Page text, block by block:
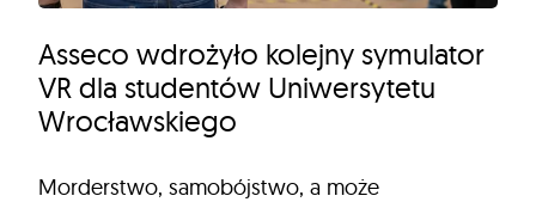
Asseco wdrożyło kolejny symulator
VR dla studentów Uniwersytetu
Wrocławskiego
Morderstwo, samobójstwo, a może